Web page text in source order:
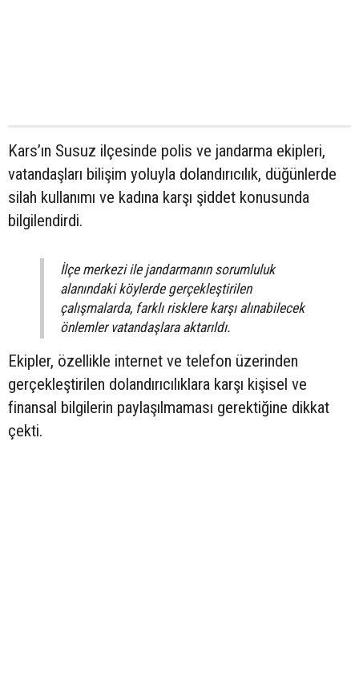
Kars’ın Susuz ilçesinde polis ve jandarma ekipleri,
vatandaşları bilişim yoluyla dolandırıcılık, düğünlerde
silah kullanımı ve kadına karşı şiddet konusunda
bilgilendirdi.
İlçe merkezi ile jandarmanın sorumluluk
alanındaki köylerde gerçekleştirilen
çalışmalarda, farklı risklere karşı alınabilecek
önlemler vatandaşlara aktarıldı.
Ekipler, özellikle internet ve telefon üzerinden
gerçekleştirilen dolandırıcılıklara karşı kişisel ve
finansal bilgilerin paylaşılmaması gerektiğine dikkat
çekti.